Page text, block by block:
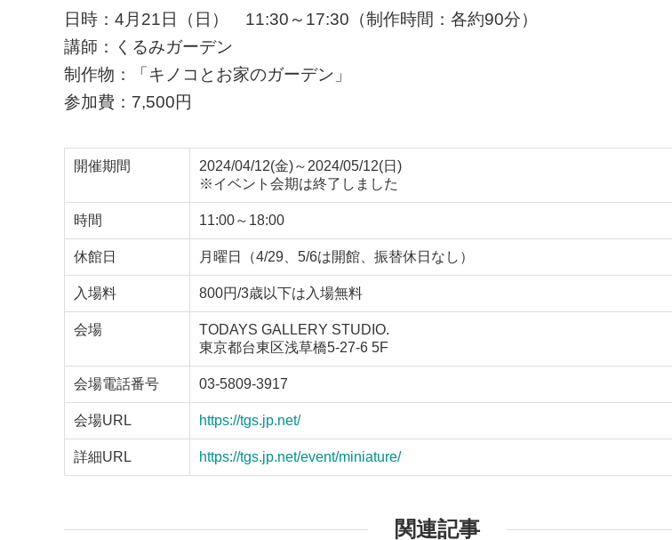
日時：4月21日（日） 11:30～17:30（制作時間：各約90分）
講師：くるみガーデン
制作物：「キノコとお家のガーデン」
参加費：7,500円
開催期間
2024/04/12(金)～2024/05/12(日)
※イベント会期は終了しました
時間 11:00～18:00
休館日 月曜日（4/29、5/6は開館、振替休日なし）
入場料 800円/3歳以下は入場無料
会場
TODAYS GALLERY STUDIO.
東京都台東区浅草橋5-27-6 5F
会場電話番号 03-5809-3917
会場URL https://tgs.jp.net/
詳細URL https://tgs.jp.net/event/miniature/
関連記事